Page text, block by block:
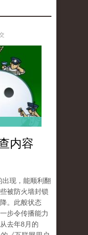
内容
出现，能顺利翻
被防火墙封锁
。此般状态
步令传播能力
去年8月的